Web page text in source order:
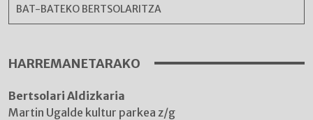
BAT-BATEKO BERTSOLARITZA
HARREMANETARAKO
Bertsolari Aldizkaria
Martin Ugalde kultur parkea z/g